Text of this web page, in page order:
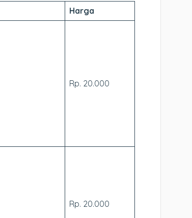
Harga
Rp. 20.000
Rp. 20.000